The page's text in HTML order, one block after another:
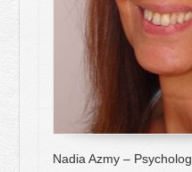
Nadia Azmy –